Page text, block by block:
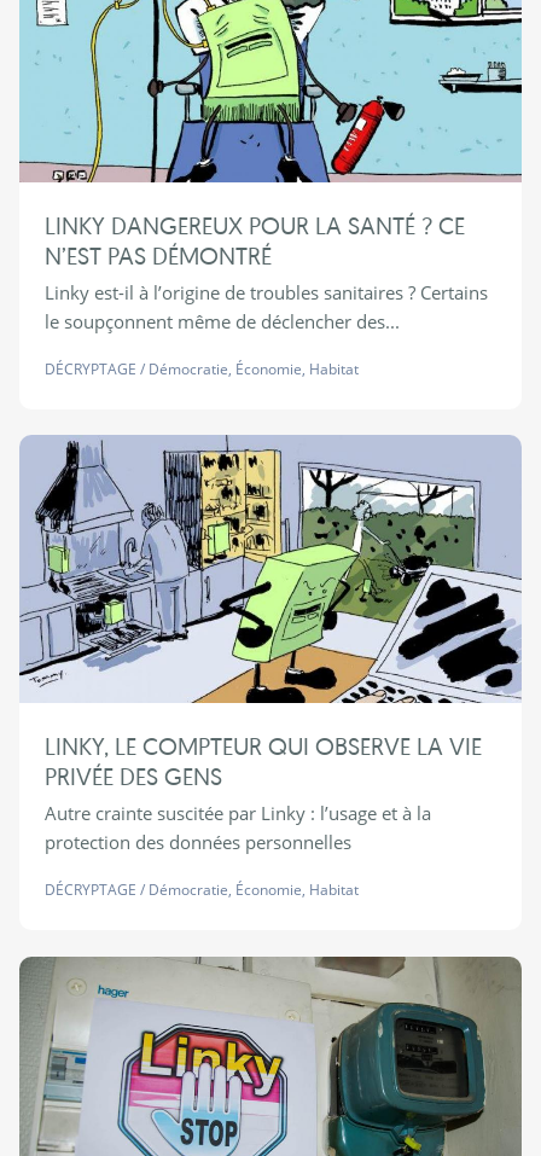
LINKY DANGEREUX POUR LA SANTÉ ? CE
N’EST PAS DÉMONTRÉ
Linky est-il à l’origine de troubles sanitaires ? Certains
le soupçonnent même de déclencher des...
DÉCRYPTAGE / Démocratie, Économie, Habitat
LINKY, LE COMPTEUR QUI OBSERVE LA VIE
PRIVÉE DES GENS
Autre crainte suscitée par Linky : l’usage et à la
protection des données personnelles
DÉCRYPTAGE / Démocratie, Économie, Habitat